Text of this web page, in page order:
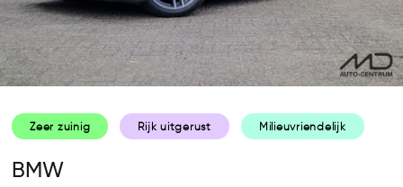
Zeer zuinig Rijk uitgerust Milieuvriendelijk
BMW